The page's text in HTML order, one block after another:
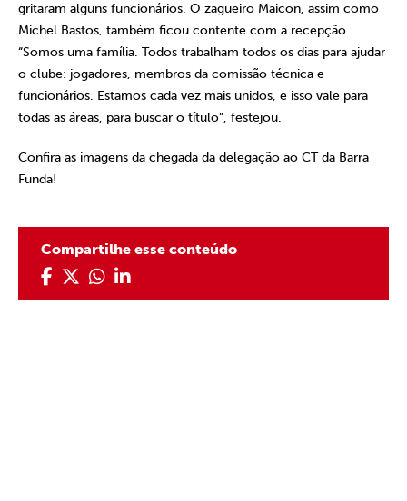
gritaram alguns funcionários. O zagueiro Maicon, assim como
Michel Bastos, também ficou contente com a recepção.
“Somos uma família. Todos trabalham todos os dias para ajudar
o clube: jogadores, membros da comissão técnica e
funcionários. Estamos cada vez mais unidos, e isso vale para
todas as áreas, para buscar o título”, festejou.
Confira as imagens da chegada da delegação ao CT da Barra
Funda!
Compartilhe esse conteúdo